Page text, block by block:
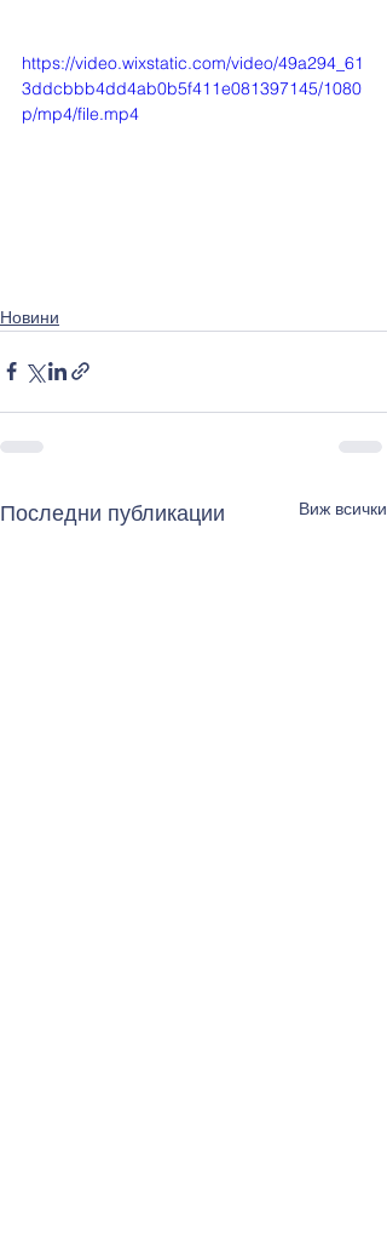
https://video.wixstatic.com/video/49a294_61
3ddcbbb4dd4ab0b5f411e081397145/1080
p/mp4/file.mp4
Новини
Последни публикации Виж всички